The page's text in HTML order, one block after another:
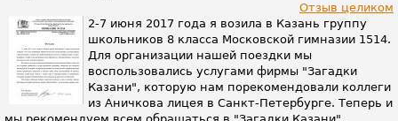
Отзыв целиком
2-7 июня 2017 года я возила в Казань группу
школьников 8 класса Московской гимназии 1514.
Для организации нашей поездки мы
воспользовались услугами фирмы "Загадки
Казани", которую нам порекомендовали коллеги
из Аничкова лицея в Санкт-Петербурге. Теперь и